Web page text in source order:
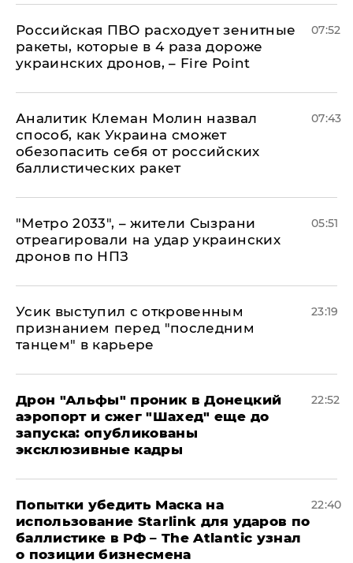
Российская ПВО расходует зенитные
ракеты, которые в 4 раза дороже
украинских дронов, – Fire Point
07:52
Аналитик Клеман Молин назвал
способ, как Украина сможет
обезопасить себя от российских
баллистических ракет
07:43
"Метро 2033", – жители Сызрани
отреагировали на удар украинских
дронов по НПЗ
05:51
Усик выступил с откровенным
признанием перед "последним
танцем" в карьере
23:19
Дрон "Альфы" проник в Донецкий
аэропорт и сжег "Шахед" еще до
запуска: опубликованы
эксклюзивные кадры
22:52
Попытки убедить Маска на
использование Starlink для ударов по
баллистике в РФ – The Atlantic узнал
о позиции бизнесмена
22:40